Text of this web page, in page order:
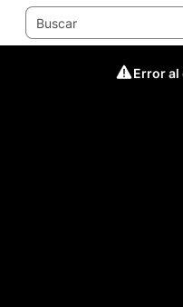
Error